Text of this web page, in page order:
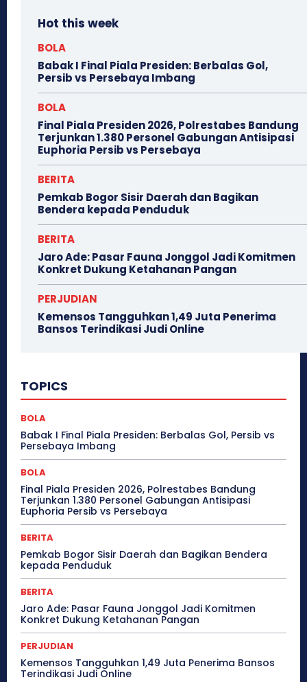
Hot this week
BOLA
Babak I Final Piala Presiden: Berbalas Gol,
Persib vs Persebaya Imbang
BOLA
Final Piala Presiden 2026, Polrestabes Bandung
Terjunkan 1.380 Personel Gabungan Antisipasi
Euphoria Persib vs Persebaya
BERITA
Pemkab Bogor Sisir Daerah dan Bagikan
Bendera kepada Penduduk
BERITA
Jaro Ade: Pasar Fauna Jonggol Jadi Komitmen
Konkret Dukung Ketahanan Pangan
PERJUDIAN
Kemensos Tangguhkan 1,49 Juta Penerima
Bansos Terindikasi Judi Online
TOPICS
BOLA
Babak I Final Piala Presiden: Berbalas Gol, Persib vs
Persebaya Imbang
BOLA
Final Piala Presiden 2026, Polrestabes Bandung
Terjunkan 1.380 Personel Gabungan Antisipasi
Euphoria Persib vs Persebaya
BERITA
Pemkab Bogor Sisir Daerah dan Bagikan Bendera
kepada Penduduk
BERITA
Jaro Ade: Pasar Fauna Jonggol Jadi Komitmen
Konkret Dukung Ketahanan Pangan
PERJUDIAN
Kemensos Tangguhkan 1,49 Juta Penerima Bansos
Terindikasi Judi Online